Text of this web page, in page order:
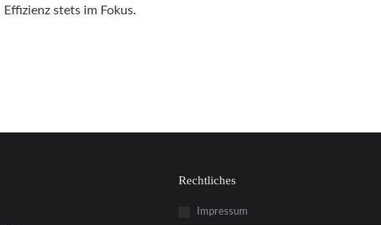
stets im Fokus.
Rechtliches
Impressum